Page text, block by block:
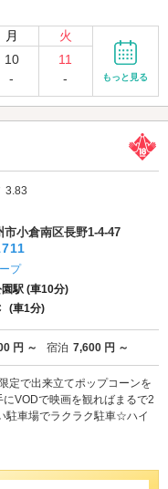
月 火
10
-
11
-
もっと見る
5つ星のうち3.5
3.83
市小倉南区長野1-4-47
プ
駅 (車10分)
(車1分)
円 ～ 宿泊 7,600 円 ～
定で出来立てポップコーンを
VODで映画を観ればまるで2
駐車場でラクラク駐車☆ハイ